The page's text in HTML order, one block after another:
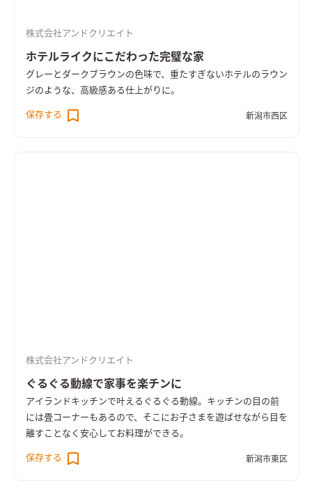
株式会社アンドクリエイト
ホテルライクにこだわった完璧な家
グレーとダークブラウンの色味で、重たすぎないホテルのラウン
ジのような、高級感ある仕上がりに。
保存する 新潟市西区
株式会社アンドクリエイト
ぐるぐる動線で家事を楽チンに
アイランドキッチンで叶えるぐるぐる動線。キッチンの目の前
には畳コーナーもあるので、そこにお子さまを遊ばせながら目を
離すことなく安心してお料理ができる。
保存する 新潟市東区